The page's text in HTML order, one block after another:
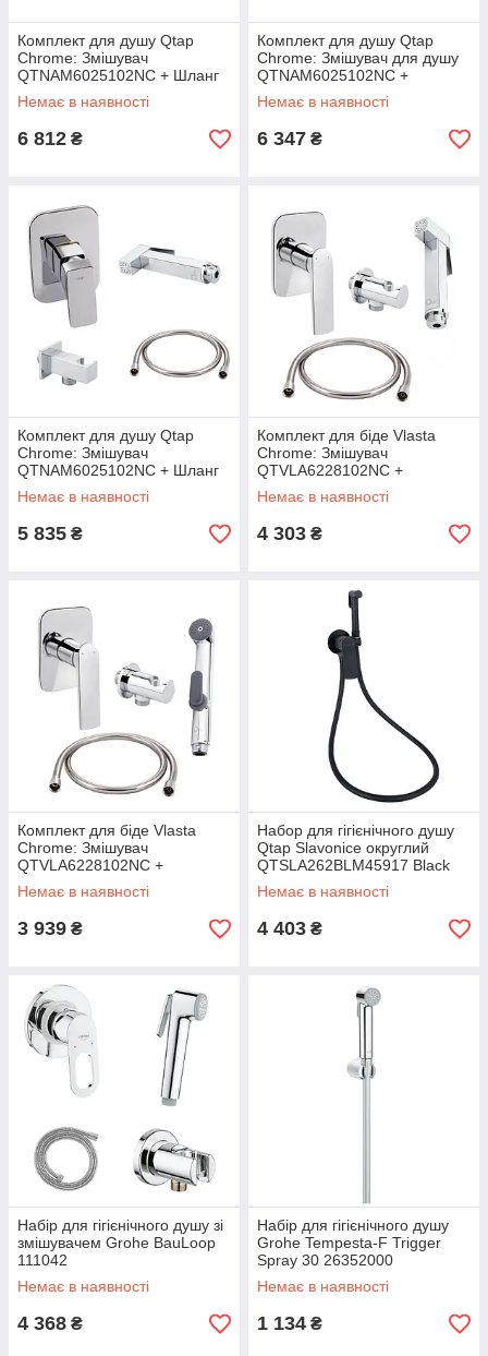
Комплект для душу Qtap
Chrome: Змішувач
QTNAM6025102NC + Шланг
QTHADPVC120C + Лійка
QTCRMB120 + Підключення
Немає в наявності
6 812 ₴
Комплект для душу Qtap
Chrome: Змішувач для душу
QTNAM6025102NC +
Гігієнічний набір
QTSETCRMA021 +
Немає в наявності
6 347 ₴
Комплект для душу Qtap
Chrome: Змішувач
QTNAM6025102NC + Шланг
QTHADPVC120C + Лійка
QTCRMB120 + Підключення
Немає в наявності
5 835 ₴
Комплект для біде Vlasta
Chrome: Змішувач
QTVLA6228102NC +
Підключення QTCRMBH030 +
ЛійкаQTCRMB120 + Шланг
Немає в наявності
4 303 ₴
Комплект для біде Vlasta
Chrome: Змішувач
QTVLA6228102NC +
Підключення QTCRMBH030 +
Лійка + QTCRMA021 Шланг
Немає в наявності
3 939 ₴
Набор для гігієнічного душу
Qtap Slavonice округлий
QTSLA262BLM45917 Black
Matt
Немає в наявності
4 403 ₴
Набір для гігієнічного душу зі
змішувачем Grohe BauLoop
111042
Немає в наявності
4 368 ₴
Набір для гігієнічного душу
Grohe Tempesta-F Trigger
Spray 30 26352000
Немає в наявності
1 134 ₴